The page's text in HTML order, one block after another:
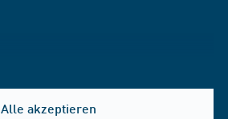
Alle akzeptieren